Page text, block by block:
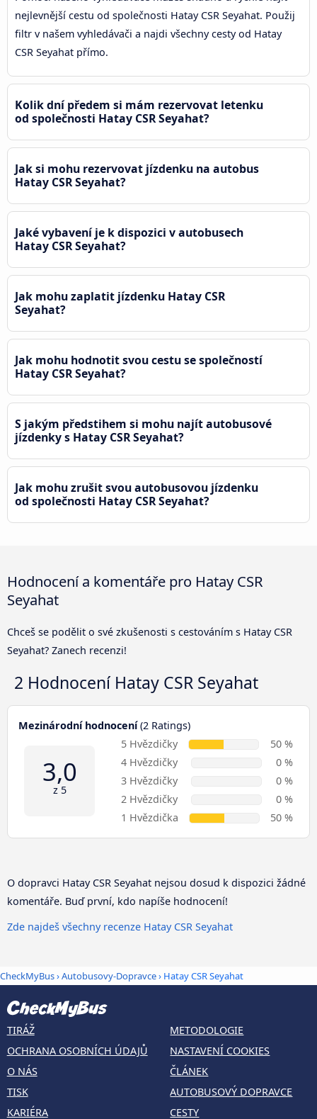
nejlevnější cestu od společnosti Hatay CSR Seyahat. Použij
filtr v našem vyhledávači a najdi všechny cesty od Hatay
CSR Seyahat přímo.
Kolik dní předem si mám rezervovat letenku
od společnosti Hatay CSR Seyahat?
Jak si mohu rezervovat jízdenku na autobus
Hatay CSR Seyahat?
Jaké vybavení je k dispozici v autobusech
Hatay CSR Seyahat?
Jak mohu zaplatit jízdenku Hatay CSR
Seyahat?
Jak mohu hodnotit svou cestu se společností
Hatay CSR Seyahat?
S jakým předstihem si mohu najít autobusové
jízdenky s Hatay CSR Seyahat?
Jak mohu zrušit svou autobusovou jízdenku
od společnosti Hatay CSR Seyahat?
Hodnocení a komentáře pro Hatay CSR
Seyahat
Chceš se podělit o své zkušenosti s cestováním s Hatay CSR
Seyahat? Zanech recenzi!
2 Hodnocení Hatay CSR Seyahat
Mezinárodní hodnocení(2 Ratings)
3,0
z 5
5 Hvězdičky
50 %
4 Hvězdičky
0 %
3 Hvězdičky
0 %
2 Hvězdičky
0 %
1 Hvězdička
50 %
O dopravci Hatay CSR Seyahat nejsou dosud k dispozici žádné
komentáře. Buď první, kdo napíše hodnocení!
Zde najdeš všechny recenze Hatay CSR Seyahat
CheckMyBus›Autobusovy-Dopravce› Hatay CSR Seyahat
TIRÁŽ
OCHRANA OSOBNÍCH ÚDAJŮ
O NÁS
TISK
KARIÉRA
METODOLOGIE
NASTAVENÍ COOKIES
ČLÁNEK
AUTOBUSOVÝ DOPRAVCE
CESTY